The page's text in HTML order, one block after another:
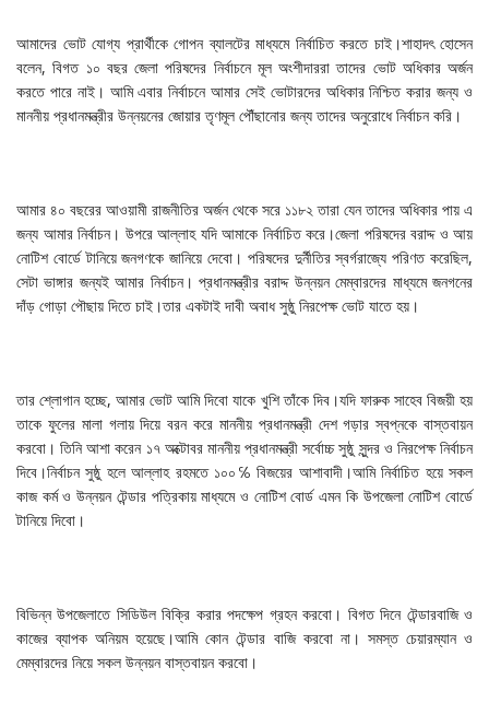
আমাদের ভোট যোগ্য প্রার্থীকে গোপন ব্যালটের মাধ্যমে নির্বাচিত করতে চাই।শাহাদৎ হোসেন
বলেন, বিগত ১০ বছর জেলা পরিষদের নির্বাচনে মূল অংশীদাররা তাদের ভোট অধিকার অর্জন
করতে পারে নাই। আমি এবার নির্বাচনে আমার সেই ভোটারদের অধিকার নিশ্চিত করার জন্য ও
মাননীয় প্রধানমন্ত্রীর উন্নয়নের জোয়ার তৃণমূল পৌঁছানোর জন্য তাদের অনুরোধে নির্বাচন করি।
আমার ৪০ বছরের আওয়ামী রাজনীতির অর্জন থেকে সরে ১১৮২ তারা যেন তাদের অধিকার পায় এ
জন্য আমার নির্বাচন। উপরে আল্লাহ যদি আমাকে নির্বাচিত করে।জেলা পরিষদের বরাদ্দ ও আয়
নোটিশ বোর্ডে টানিয়ে জনগণকে জানিয়ে দেবো। পরিষদের দুর্নীতির স্বর্গরাজ্যে পরিণত করেছিল,
সেটা ভাঙ্গার জন্যই আমার নির্বাচন। প্রধানমন্ত্রীর বরাদ্দ উন্নয়ন মেম্বারদের মাধ্যমে জনগনের
দাঁড় গোড়া পৌছায় দিতে চাই।তার একটাই দাবী অবাধ সুষ্ঠু নিরপেক্ষ ভোট যাতে হয়।
তার শ্লোগান হচ্ছে, আমার ভোট আমি দিবো যাকে খুশি তাঁকে দিব।যদি ফারুক সাহেব বিজয়ী হয়
তাকে ফুলের মালা গলায় দিয়ে বরন করে মাননীয় প্রধানমন্ত্রী দেশ গড়ার স্বপ্নকে বাস্তবায়ন
করবো। তিনি আশা করেন ১৭ অক্টোবর মাননীয় প্রধানমন্ত্রী সর্বোচ্চ সুষ্ঠু সুন্দর ও নিরপেক্ষ নির্বাচন
দিবে।নির্বাচন সুষ্ঠু হলে আল্লাহ রহমতে ১০০℅ বিজয়ের আশাবাদী।আমি নির্বাচিত হয়ে সকল
কাজ কর্ম ও উন্নয়ন টেন্ডার পত্রিকায় মাধ্যমে ও নোটিশ বোর্ড এমন কি উপজেলা নোটিশ বোর্ডে
টানিয়ে দিবো।
বিভিন্ন উপজেলাতে সিডিউল বিক্রি করার পদক্ষেপ গ্রহন করবো। বিগত দিনে টেন্ডারবাজি ও
কাজের ব্যাপক অনিয়ম হয়েছে।আমি কোন টেন্ডার বাজি করবো না। সমস্ত চেয়ারম্যান ও
মেম্বারদের নিয়ে সকল উন্নয়ন বাস্তবায়ন করবো।